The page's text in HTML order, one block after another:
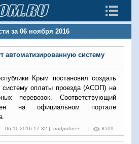
за 06 ноября 2016
автоматизированную систему
Крым постановил создать
систему оплаты проезда (АСОП) на
перевозок. Соответствующий
на официальном портале
06.11.2016 17:32 | подробнее ... | 8509